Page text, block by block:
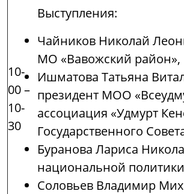
10-
00 –
10-
30
Выступления:
Чайников Николай
МО «Вавожский район»,
Ишматова Татьяна
президент МОО
ассоциация «Удмурт
Государственного
Буранова Лариса
национальной
Соловьев Владимир